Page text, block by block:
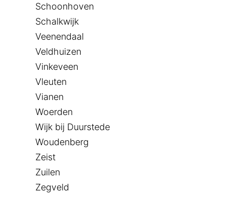
Schoonhoven
Schalkwijk
Veenendaal
Veldhuizen
Vinkeveen
Vleuten
Vianen
Woerden
Wijk bij Duurstede
Woudenberg
Zeist
Zuilen
Zegveld